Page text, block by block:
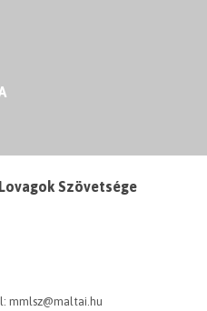
Szövetsége
mmlsz@maltai.hu